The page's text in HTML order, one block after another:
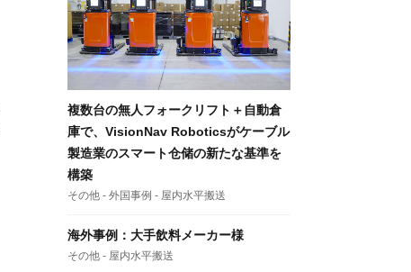
複数台の無人フォークリフト＋自動倉
庫で、VisionNav Roboticsがケーブル
製造業のスマート仓储の新たな基準を
構築
その他 - 外国事例 - 屋内水平搬送
海外事例：大手飲料メーカー様
その他 - 屋内水平搬送